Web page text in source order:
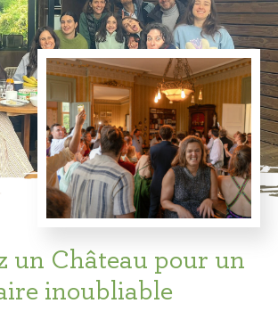
un Château pour un
inoubliable